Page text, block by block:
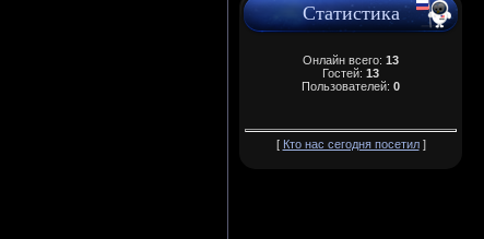
Статистика
Онлайн всего: 13
Гостей: 13
Пользователей: 0
[ Кто нас сегодня посетил]